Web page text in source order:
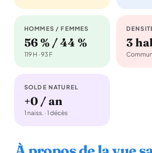
HOMMES / FEMMES
56 % / 44 %
119 H · 93 F
3
SOLDE NATUREL
+0 / an
1 naiss. · 1 décès